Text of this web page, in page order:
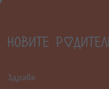
Здраве